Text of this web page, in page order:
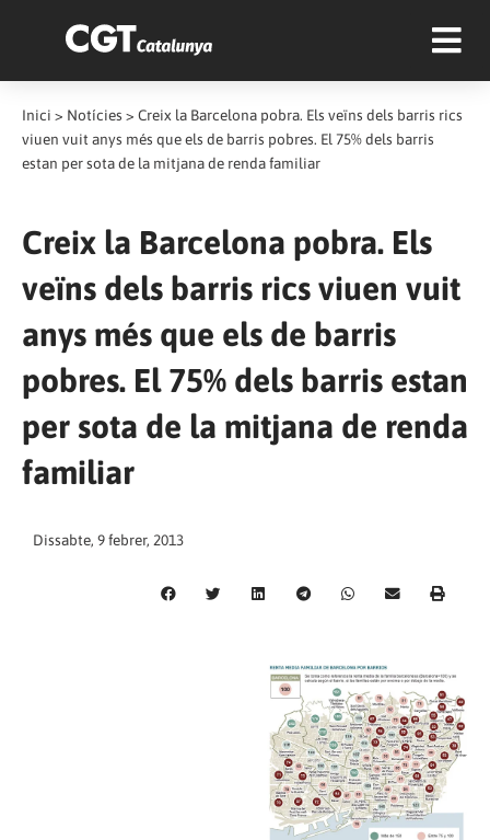
Inici > Notícies > Creix la Barcelona pobra. Els veïns dels barris rics
viuen vuit anys més que els de barris pobres. El 75% dels barris
estan per sota de la mitjana de renda familiar
Creix la Barcelona pobra. Els
veïns dels barris rics viuen vuit
anys més que els de barris
pobres. El 75% dels barris estan
per sota de la mitjana de renda
familiar
Dissabte, 9 febrer, 2013